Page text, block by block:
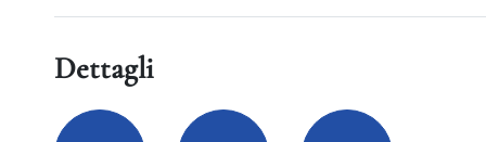
Dettagli